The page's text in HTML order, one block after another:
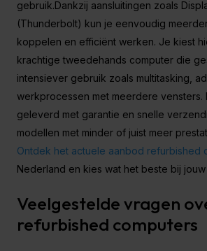
gebruik.Dankzij aansluitingen zoals
(Thunderbolt) kun je eenvoudig
koppelen en efficiënt werken. Je kiest
krachtige tweedehands computer die
intensiever gebruik zoals multitasking,
werkprocessen met meerdere vensters.
geleverd met garantie en snelle
modellen met minder of juist meer
Ontdek het actuele aanbod refurbished
Nederland en kies wat het beste bij
Veelgestelde vragen
refurbished computers